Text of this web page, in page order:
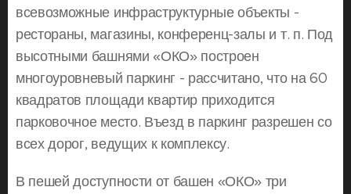
всевозможные инфраструктурные объекты -
рестораны, магазины, конференц-залы и т. п. Под
высотными башнями «ОКО» построен
многоуровневый паркинг - рассчитано, что на 60
квадратов площади квартир приходится
парковочное место. Въезд в паркинг разрешен со
всех дорог, ведущих к комплексу.
В пешей доступности от башен «ОКО» три